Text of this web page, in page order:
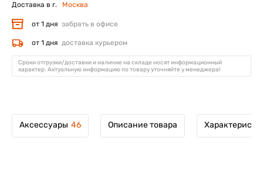
Доставка в г. Москва
от 1 дня забрать в офисе
от 1 дня доставка курьером
Сроки отгрузки/доставки и наличие на складе носят информационный
характер. Актуальную информацию по товару уточняйте у менеджера!
Аксессуары 46 Описание товара